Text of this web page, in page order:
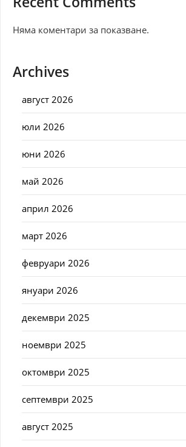
Няма коментари за показване.
Archives
август 2026
юли 2026
юни 2026
май 2026
април 2026
март 2026
февруари 2026
януари 2026
декември 2025
ноември 2025
октомври 2025
септември 2025
август 2025